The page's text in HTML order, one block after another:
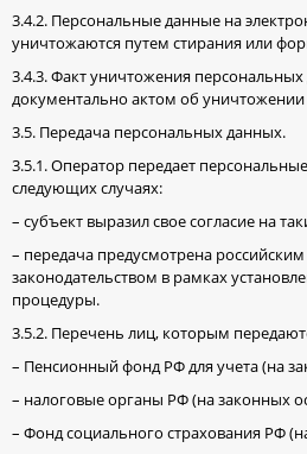
3.4.2. Персональные данные на
уничтожаются путем стирания или
3.4.3. Факт уничтожения
документально актом об уничтожении
3.5. Передача персональных данных.
3.5.1. Оператор передает
следующих случаях:
– субъект выразил свое согласие на
– передача предусмотрена
законодательством в рамках
процедуры.
3.5.2. Перечень лиц, которым
– Пенсионный фонд РФ для учета (на
– налоговые органы РФ (на законных
– Фонд социального страхования РФ